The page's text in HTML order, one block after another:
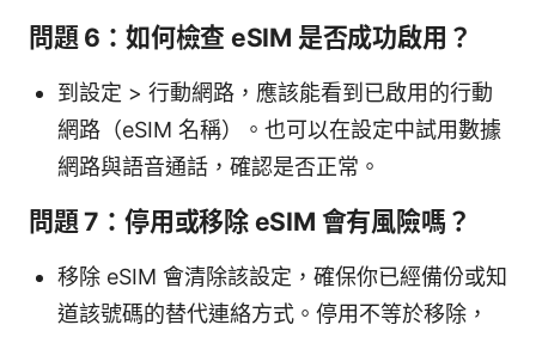
問題 6：如何檢查 eSIM 是否成功啟用？
到設定 > 行動網路，應該能看到已啟用的行動
網路（eSIM 名稱）。也可以在設定中試用數據
網路與語音通話，確認是否正常。
問題 7：停用或移除 eSIM 會有風險嗎？
移除 eSIM 會清除該設定，確保你已經備份或知
道該號碼的替代連絡方式。停用不等於移除，